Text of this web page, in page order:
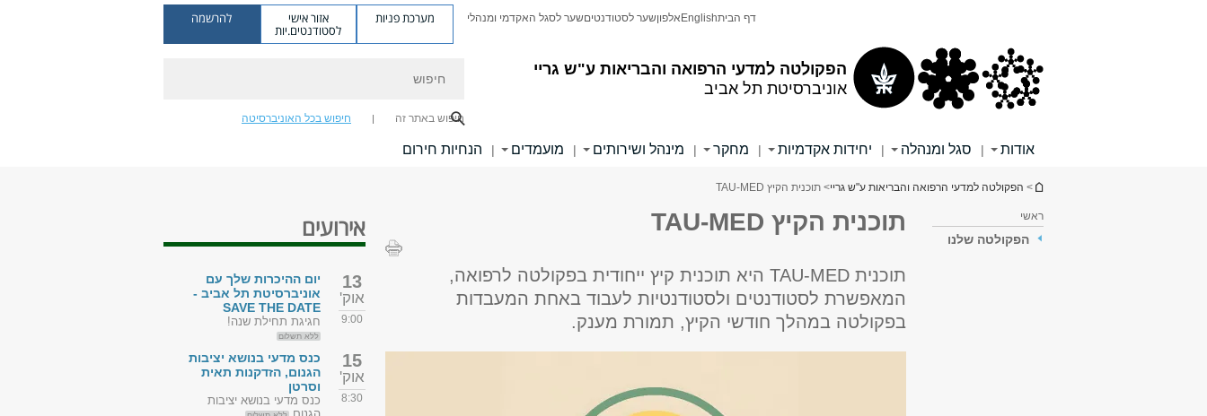
הפקולטה למדעי הרפואה והבריאות ע"ש גריי
אוניברסיטת תל אביב
דף הביתEnglish אלפוןשער לסטודנטיםשער לסגל האקדמי ומנהלי מערכת פניות אזור אישי
לסטודנטים.יות
להרשמה
חיפוש באתר זה חיפוש בכל האוניברסיטה
אודות | סגל ומנהלה | יחידות אקדמיות | מחקר | מינהל ושירותים | מועמדים | הנחיות חירום
הינך נמצא כאן
> הפקולטה למדעי הרפואה והבריאות ע"ש גריי> תוכנית הקיץ TAU-MED
ראשי
הפקולטה שלנו
תוכנית הקיץ TAU-MED
תוכנית TAU-MED היא תוכנית קיץ ייחודית בפקולטה לרפואה,
המאפשרת לסטודנטים ולסטודנטיות לעבוד באחת המעבדות
בפקולטה במהלך חודשי הקיץ, תמורת מענק.
אירועים
13
אוק'
9:00
יום ההיכרות שלך עם
אוניברסיטת תל אביב -
SAVE THE DATE
חגיגת תחילת שנה!
ללא תשלום
15
אוק'
8:30
כנס מדעי בנושא יציבות
הגנום, הזדקנות תאית
וסרטן
כנס מדעי בנושא יציבות